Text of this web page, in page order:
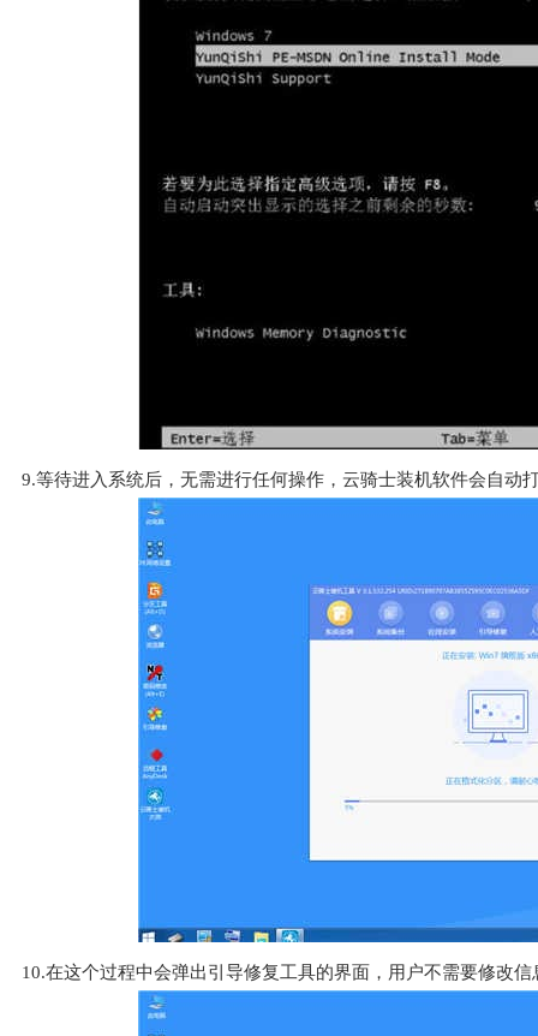
9.等待进入系统后，无需进行任何操作，云骑士装机软件会自动
10.在这个过程中会弹出引导修复工具的界面，用户不需要修改